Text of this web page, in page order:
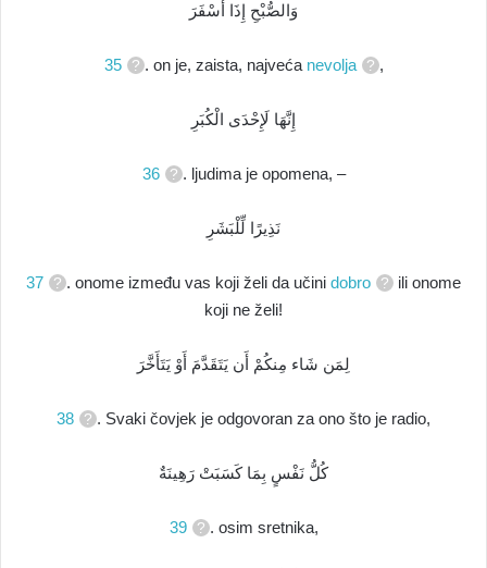
وَالصُّبْحِ إِذَا أَسْفَرَ
35 . on je, zaista, najveća nevolja ,
إِنَّهَا لَإِحْدَى الْكُبَرِ
36 . ljudima je opomena, –
نَذِيرًا لِّلْبَشَرِ
37 . onome između vas koji želi da učini dobro
ili onome
koji ne želi!
لِمَن شَاء مِنكُمْ أَن يَتَقَدَّمَ أَوْ يَتَأَخَّرَ
38 . Svaki čovjek je odgovoran za ono što je radio,
كُلُّ نَفْسٍ بِمَا كَسَبَتْ رَهِينَةٌ
39 . osim sretnika,